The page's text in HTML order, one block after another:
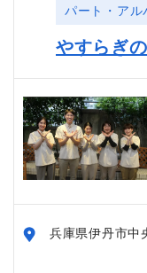
パート・アル
やすらぎ
兵庫県伊丹市中